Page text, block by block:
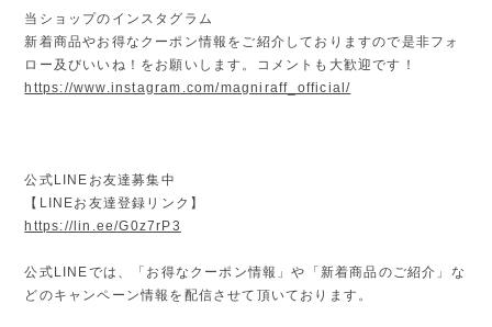
当ショップのインスタグラム
新着商品やお得なクーポン情報をご紹介しておりますので是非フォ
ロー及びいいね！をお願いします。コメントも大歓迎です！
https://www.instagram.com/magniraff_official/
公式LINEお友達募集中
【LINEお友達登録リンク】
https://lin.ee/G0z7rP3
公式LINEでは、「お得なクーポン情報」や「新着商品のご紹介」な
どのキャンペーン情報を配信させて頂いております。